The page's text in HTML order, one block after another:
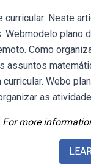
Neste
plano
Como
assuntos
Webo
as
For more